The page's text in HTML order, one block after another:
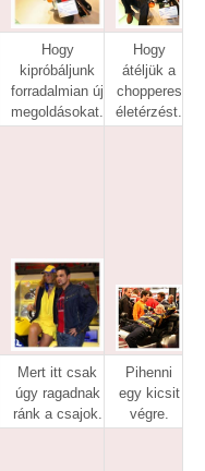
Hogy
kipróbáljunk
forradalmian új
megoldásokat.
Hogy
átéljük a
chopperes
életérzést.
Mert itt csak
úgy ragadnak
ránk a csajok.
Pihenni
egy kicsit
végre.